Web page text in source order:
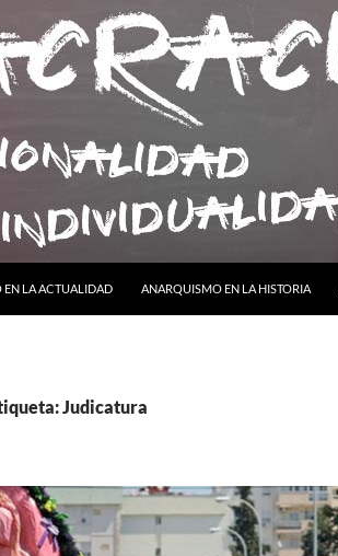
LA ACTUALIDAD
ANARQUISMO EN LA HISTORIA
Judicatura